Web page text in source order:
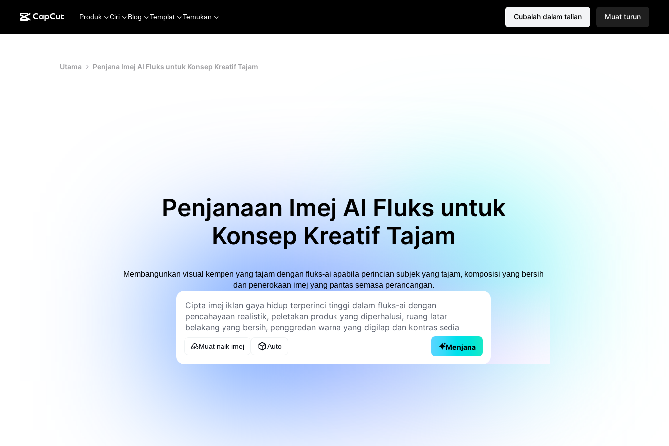
Produk Ciri Blog Templat Temukan Cubalah dalam talian Muat turun
Utama Penjana Imej AI Fluks untuk Konsep Kreatif Tajam
Penjanaan Imej AI Fluks untuk
Konsep Kreatif Tajam
Membangunkan visual kempen yang tajam dengan fluks-ai apabila perincian subjek yang tajam, komposisi yang bersih
dan penerokaan imej yang pantas semasa perancangan.
Muat naik imej Auto Menjana